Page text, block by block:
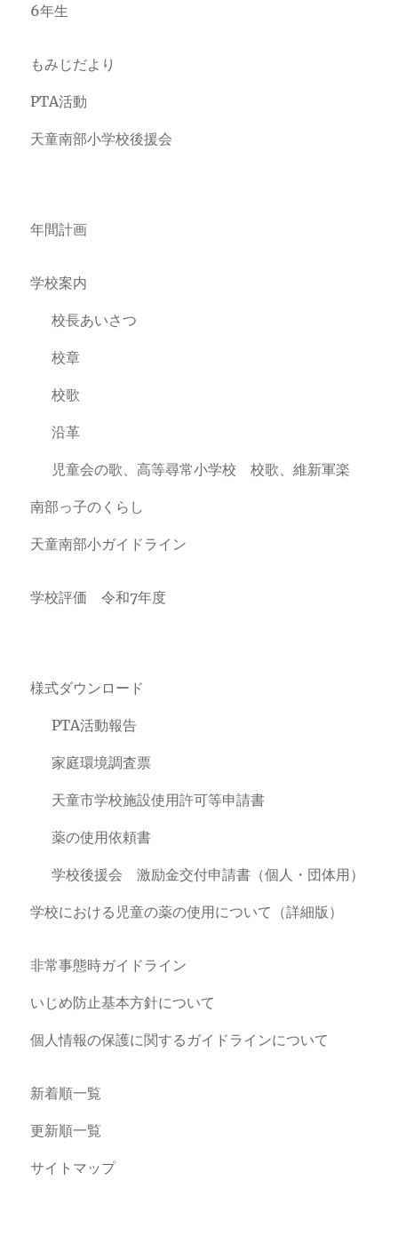
6年生
もみじだより
PTA活動
天童南部小学校後援会
年間計画
学校案内
校長あいさつ
校章
校歌
沿革
児童会の歌、高等尋常小学校 校歌、維新軍楽
南部っ子のくらし
天童南部小ガイドライン
学校評価 令和7年度
様式ダウンロード
PTA活動報告
家庭環境調査票
天童市学校施設使用許可等申請書
薬の使用依頼書
学校後援会 激励金交付申請書（個人・団体用）
学校における児童の薬の使用について（詳細版）
非常事態時ガイドライン
いじめ防止基本方針について
個人情報の保護に関するガイドラインについて
新着順一覧
更新順一覧
サイトマップ